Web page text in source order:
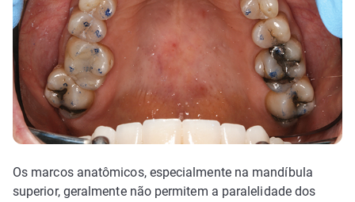
Os marcos anatômicos, especialmente na mandíbula
superior, geralmente não permitem a paralelidade dos